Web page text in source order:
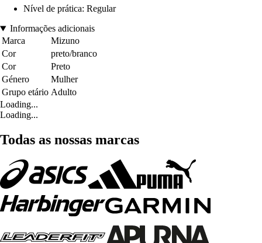
Nível de prática: Regular
Informações adicionais
Marca
Mizuno
Cor
preto/branco
Cor
Preto
Género
Mulher
Grupo etário Adulto
Loading...
Loading...
Todas as nossas marcas